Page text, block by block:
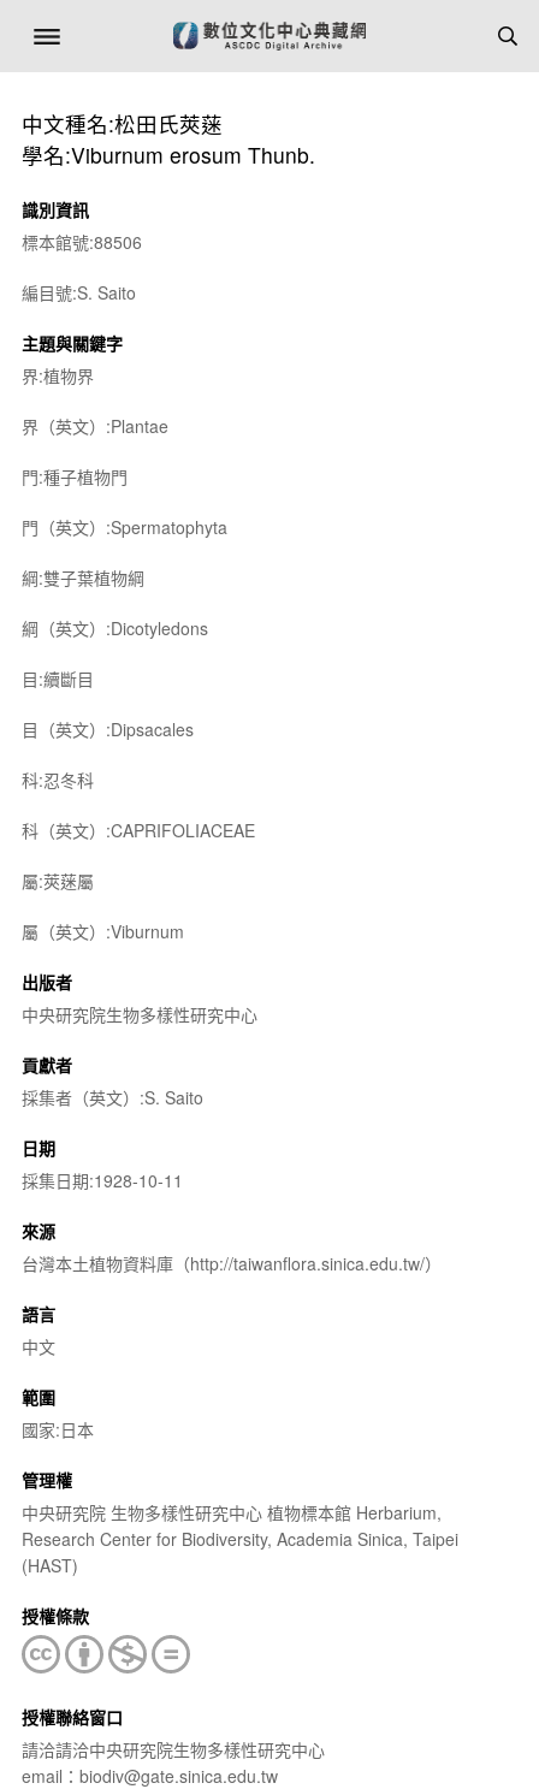
中文種名:松田氏莢蒾
學名:Viburnum erosum Thunb.
識別資訊
標本館號:88506
編目號:S. Saito
主題與關鍵字
界:植物界
界（英文）:Plantae
門:種子植物門
門（英文）:Spermatophyta
綱:雙子葉植物綱
綱（英文）:Dicotyledons
目:續斷目
目（英文）:Dipsacales
科:忍冬科
科（英文）:CAPRIFOLIACEAE
屬:莢蒾屬
屬（英文）:Viburnum
出版者
中央研究院生物多樣性研究中心
貢獻者
採集者（英文）:S. Saito
日期
採集日期:1928-10-11
來源
台灣本土植物資料庫（http://taiwanflora.sinica.edu.tw/）
語言
中文
範圍
國家:日本
管理權
中央研究院 生物多樣性研究中心 植物標本館 Herbarium,
Research Center for Biodiversity, Academia Sinica, Taipei
(HAST)
授權條款
授權聯絡窗口
請洽請洽中央研究院生物多樣性研究中心
email：biodiv@gate.sinica.edu.tw